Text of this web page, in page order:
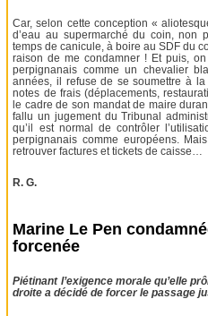
Car, selon cette conception «
d’eau au supermarché du coin, non
temps de canicule, à boire au SDF du
raison de me condamner ! Et puis,
perpignanais comme un chevalier
années, il refuse de se soumettre à
notes de frais (déplacements,
le cadre de son mandat de maire
fallu un jugement du Tribunal
qu’il est normal de contrôler
perpignanais comme européens.
retrouver factures et tickets de caisse…
R. G.
Marine Le Pen
forcenée
Piétinant l’exigence morale qu’elle
droite a décidé de forcer le passage